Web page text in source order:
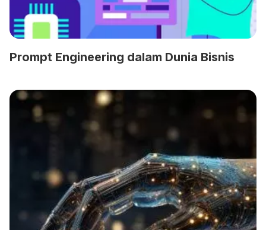
Prompt Engineering dalam Dunia Bisnis